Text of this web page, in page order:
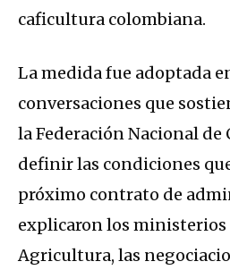
caficultura colombiana.
La medida fue adoptada
conversaciones que
la Federación Nacional de
definir las condiciones
próximo contrato de
explicaron los ministerios
Agricultura, las